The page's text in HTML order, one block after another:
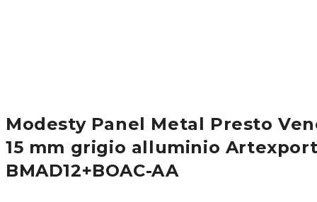
Modesty Panel Metal Presto
15 mm grigio alluminio Artexport
BMAD12+BOAC-AA